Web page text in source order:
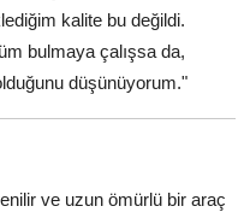
kalite bu değildi.
bulmaya çalışsa da,
düşünüyorum."
ve uzun ömürlü bir araç